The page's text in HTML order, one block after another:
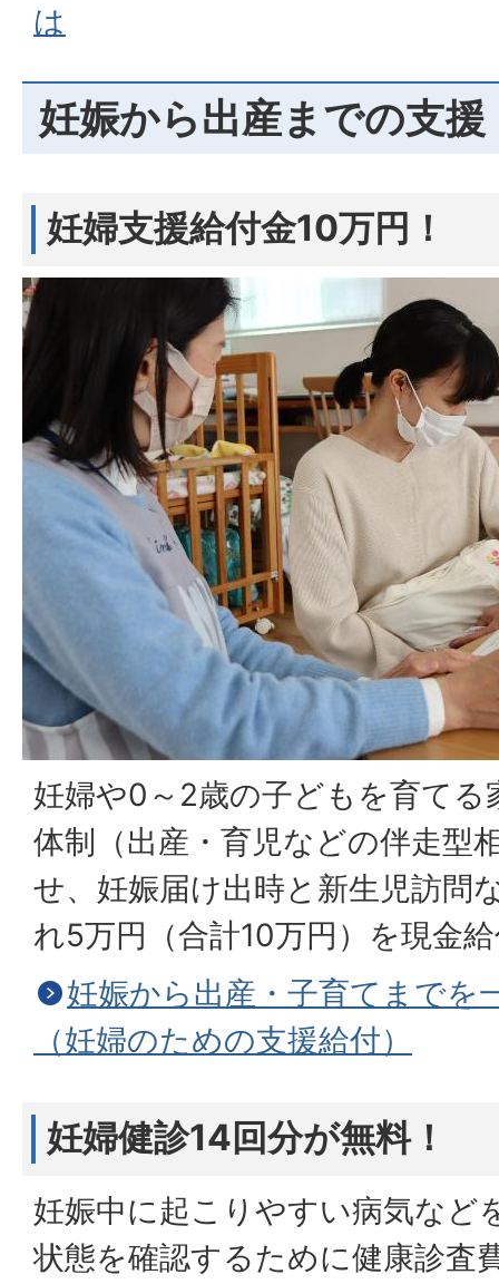
は
妊娠から出産までの支援
妊婦支援給付金10万円！
妊婦や0～2歳の子どもを育てる
体制（出産・育児などの伴走型
せ、妊娠届け出時と新生児訪問
れ5万円（合計10万円）を現金
妊娠から出産・子育てまでを
（妊婦のための支援給付）
妊婦健診14回分が無料！
妊娠中に起こりやすい病気など
状態を確認するために健康診査